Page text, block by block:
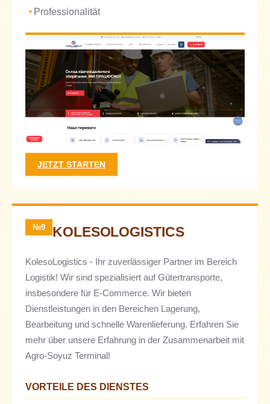
Professionalität
JETZT STARTEN
№9 KOLESOLOGISTICS
KolesoLogistics - Ihr zuverlässiger Partner im Bereich
Logistik! Wir sind spezialisiert auf Gütertransporte,
insbesondere für E-Commerce. Wir bieten
Dienstleistungen in den Bereichen Lagerung,
Bearbeitung und schnelle Warenlieferung. Erfahren Sie
mehr über unsere Erfahrung in der Zusammenarbeit mit
Agro-Soyuz Terminal!
VORTEILE DES DIENSTES